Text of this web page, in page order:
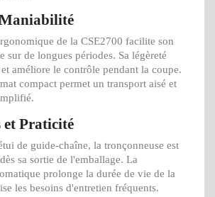
de la CSE2700 facilite son
sur de longues périodes. Sa légèreté
améliore le contrôle pendant la coupe.
compact permet un transport aisé et
et Praticité
de guide-chaîne, la tronçonneuse est
sa sortie de l'emballage. La
prolonge la durée de vie de la
les besoins d'entretien fréquents.